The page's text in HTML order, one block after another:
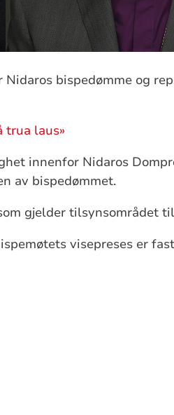
bispedømme og
trua laus»
innenfor Nidaros
av bispedømmet.
gjelder tilsynsområdet
visepreses er